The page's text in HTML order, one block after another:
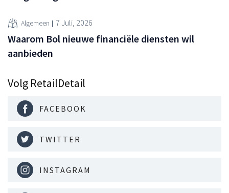
Algemeen 7 Juli, 2026
Waarom Bol nieuwe financiële diensten wil
aanbieden
Volg RetailDetail
FACEBOOK
TWITTER
INSTAGRAM